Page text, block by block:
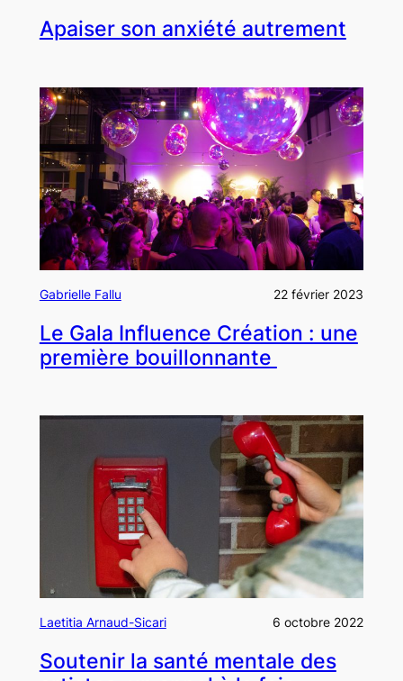
Apaiser son anxiété autrement
Gabrielle Fallu 22 février 2023
Le Gala Influence Création : une
première bouillonnante
Laetitia Arnaud-Sicari 6 octobre 2022
Soutenir la santé mentale des